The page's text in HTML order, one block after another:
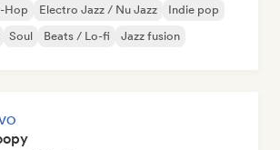
Hop Electro Jazz / Nu Jazz
Indie pop
Soul Beats / Lo-fi Jazz fusion